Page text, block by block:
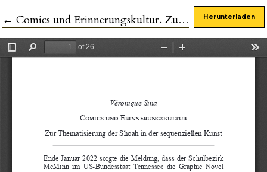
← Zu Artikeldetails zurückkehren
Comics und Erinnerungskultur. Zur Thematisierung der Shoah in der sequenziellen Kunst Herunterladen